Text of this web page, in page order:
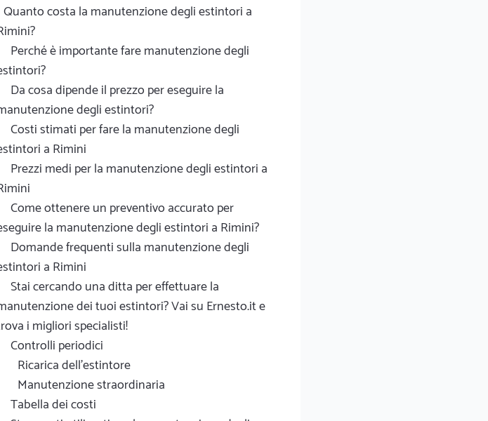
Quanto costa la manutenzione degli estintori a
Perché è importante fare manutenzione degli
Da cosa dipende il prezzo per eseguire la
degli estintori?
Costi stimati per fare la manutenzione degli
a Rimini
Prezzi medi per la manutenzione degli estintori a
Come ottenere un preventivo accurato per
la manutenzione degli estintori a Rimini?
Domande frequenti sulla manutenzione degli
a Rimini
Stai cercando una ditta per effettuare la
dei tuoi estintori? Vai su Ernesto.it e
i migliori specialisti!
Controlli periodici
Ricarica dell'estintore
Manutenzione straordinaria
Tabella dei costi